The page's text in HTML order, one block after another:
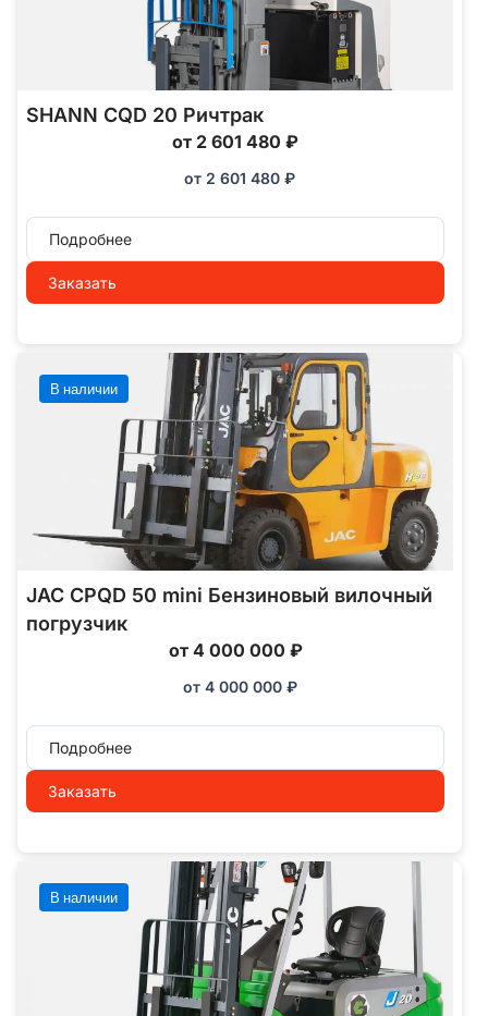
SHANN CQD 20 Ричтрак
от 2 601 480 ₽
от 2 601 480 ₽
Подробнее
Заказать
В наличии
JAC CPQD 50 mini Бензиновый вилочный
погрузчик
от 4 000 000 ₽
от 4 000 000 ₽
Подробнее
Заказать
В наличии